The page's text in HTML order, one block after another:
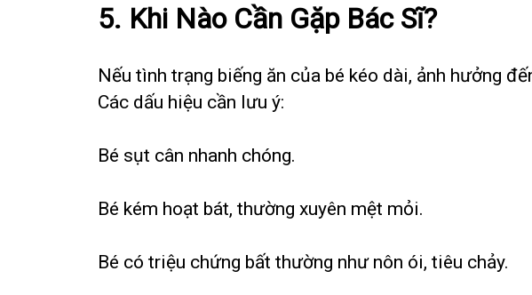
5. Khi Nào Cần Gặp Bác Sĩ?
Nếu tình trạng biếng ăn của bé kéo dài, ảnh hưởng
Các dấu hiệu cần lưu ý:
Bé sụt cân nhanh chóng.
Bé kém hoạt bát, thường xuyên mệt mỏi.
Bé có triệu chứng bất thường như nôn ói, tiêu chảy.